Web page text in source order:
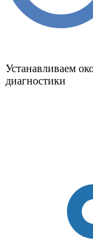
Устанавливаем
диагностики